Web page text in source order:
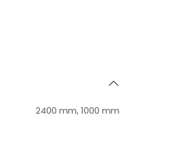
2400 mm,1000 mm